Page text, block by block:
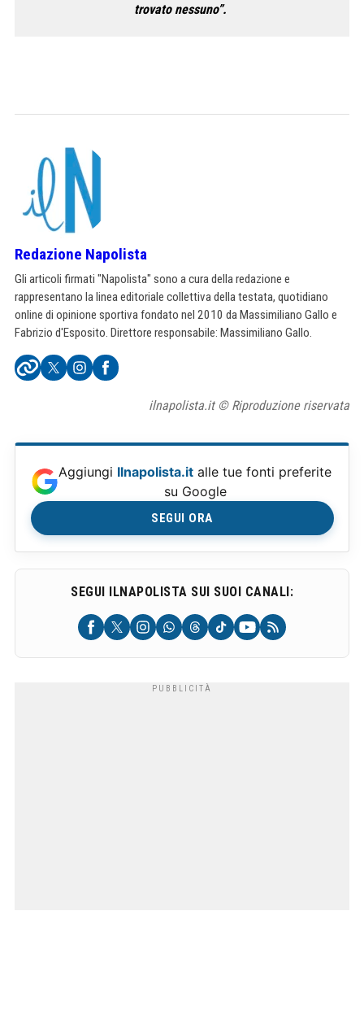
trovato nessuno”.
Redazione Napolista
Gli articoli firmati "Napolista" sono a cura della redazione e
rappresentano la linea editoriale collettiva della testata, quotidiano
online di opinione sportiva fondato nel 2010 da Massimiliano Gallo e
Fabrizio d'Esposito. Direttore responsabile: Massimiliano Gallo.
ilnapolista.it © Riproduzione riservata
Aggiungi Ilnapolista.it alle tue fonti preferite
su Google
SEGUI ORA
SEGUI ILNAPOLISTA SUI SUOI CANALI: